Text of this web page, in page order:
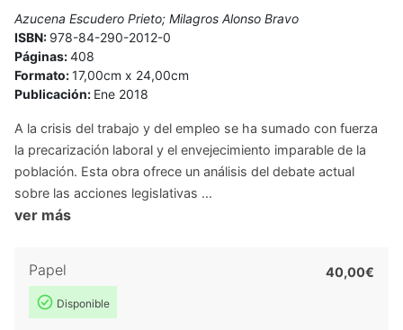
Azucena Escudero Prieto; Milagros Alonso Bravo
ISBN: 978-84-290-2012-0
Páginas:408
Formato:17,00cm x 24,00cm
Publicación: Ene 2018
A la crisis del trabajo y del empleo se ha sumado con fuerza
la precarización laboral y el envejecimiento imparable de la
población. Esta obra ofrece un análisis del debate actual
sobre las acciones legislativas ...
ver más
Papel
Disponible
40,00€